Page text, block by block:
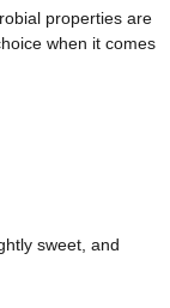
properties are
when it comes
sweet, and